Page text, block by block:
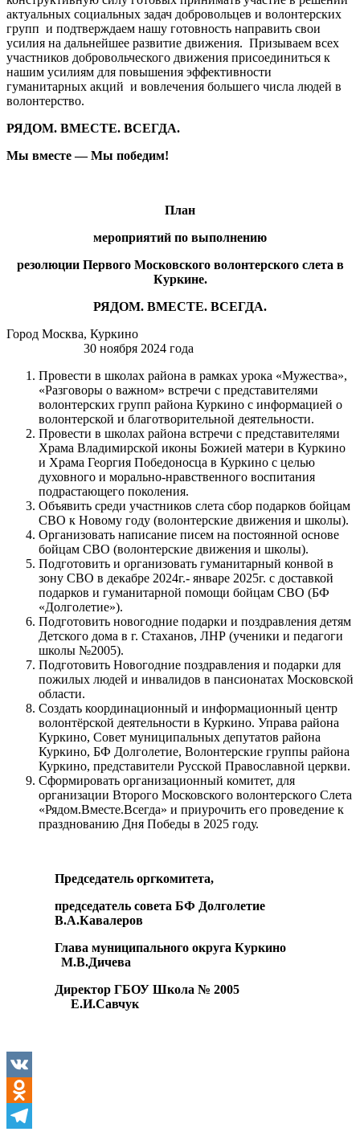
актуальных социальных задач добровольцев и волонтерских
групп и подтверждаем нашу готовность направить свои
усилия на дальнейшее развитие движения. Призываем всех
участников добровольческого движения присоединиться к
нашим усилиям для повышения эффективности
гуманитарных акций и вовлечения большего числа людей в
волонтерство.
РЯДОМ. ВМЕСТЕ. ВСЕГДА.
Мы вместе — Мы победим!
План
мероприятий по выполнению
резолюции Первого Московского волонтерского слета в
Куркине.
РЯДОМ. ВМЕСТЕ. ВСЕГДА.
Город Москва, Куркино
30 ноября 2024 года
Провести в школах района в рамках урока «Мужества»,
«Разговоры о важном» встречи с представителями
волонтерских групп района Куркино с информацией о
волонтерской и благотворительной деятельности.
Провести в школах района встречи с представителями
Храма Владимирской иконы Божией матери в Куркино
и Храма Георгия Победоносца в Куркино с целью
духовного и морально-нравственного воспитания
подрастающего поколения.
Объявить среди участников слета сбор подарков бойцам
СВО к Новому году (волонтерские движения и школы).
Организовать написание писем на постоянной основе
бойцам СВО (волонтерские движения и школы).
Подготовить и организовать гуманитарный конвой в
зону СВО в декабре 2024г.- январе 2025г. с доставкой
подарков и гуманитарной помощи бойцам СВО (БФ
«Долголетие»).
Подготовить новогодние подарки и поздравления детям
Детского дома в г. Стаханов, ЛНР (ученики и педагоги
школы №2005).
Подготовить Новогодние поздравления и подарки для
пожилых людей и инвалидов в пансионатах Московской
области.
Создать координационный и информационный центр
волонтёрской деятельности в Куркино. Управа района
Куркино, Совет муниципальных депутатов района
Куркино, БФ Долголетие, Волонтерские группы района
Куркино, представители Русской Православной церкви.
Сформировать организационный комитет, для
организации Второго Московского волонтерского Слета
«Рядом.Вместе.Всегда» и приурочить его проведение к
празднованию Дня Победы в 2025 году.
Председатель оргкомитета,
председатель совета БФ Долголетие
В.А.Кавалеров
Глава муниципального округа Куркино
М.В.Дичева
Директор ГБОУ Школа № 2005
Е.И.Савчук
VK
Odnoklassniki